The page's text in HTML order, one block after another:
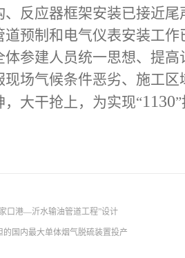
、反应器框架安装已接近
道预制和电气仪表安装工
体参建人员统一思想、提
现场气候条件恶劣、施工
大干抢上，为实现“1130
口港—沂水输油管道工程”设计
的国内最大单体烟气脱硫装置投产